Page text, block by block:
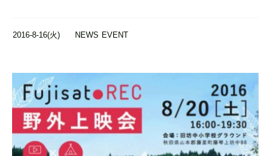
2016-8-16(火) EVENT
NEWS